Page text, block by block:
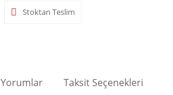
Stoktan Teslim
Yorumlar Taksit Seçenekleri